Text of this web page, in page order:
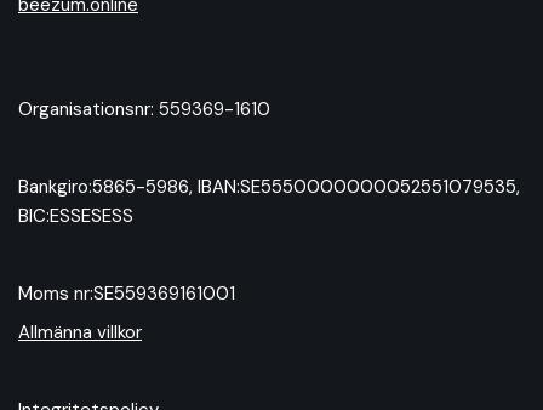
beezum.online
Organisationsnr: 559369-1610
Bankgiro:5865-5986, IBAN:SE5550000000052551079535,
BIC:ESSESESS
Moms nr:SE559369161001
Allmänna villkor